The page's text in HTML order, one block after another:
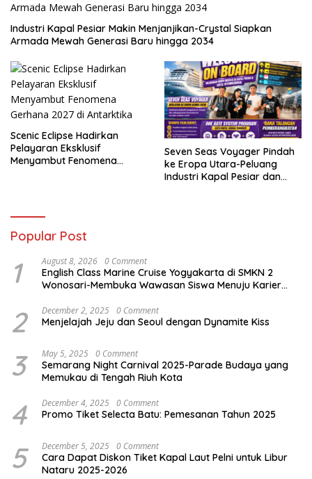
Industri Kapal Pesiar Makin Menjanjikan-Crystal Siapkan
Armada Mewah Generasi Baru hingga 2034
Scenic Eclipse Hadirkan
Pelayaran Eksklusif
Menyambut Fenomena
Seven Seas Voyager Pindah
ke Eropa Utara-Peluang
Industri Kapal Pesiar dan
Popular Post
1 August 8, 2026 0 Comment
English Class Marine Cruise Yogyakarta di SMKN 2
Wonosari-Membuka Wawasan Siswa Menuju Karier
2 December 2, 2025 0 Comment
Menjelajah Jeju dan Seoul dengan Dynamite Kiss
3 May 5, 2025 0 Comment
Semarang Night Carnival 2025-Parade Budaya yang
Memukau di Tengah Riuh Kota
4 December 4, 2025 0 Comment
Promo Tiket Selecta Batu: Pemesanan Tahun 2025
5 December 5, 2025 0 Comment
Cara Dapat Diskon Tiket Kapal Laut Pelni untuk Libur
Nataru 2025-2026